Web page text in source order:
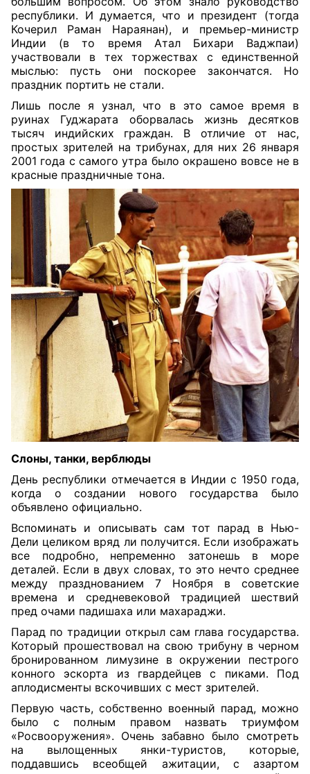
республики. И думается, что и президент (тогда
Кочерил Раман Нараянан), и премьер-министр
Индии (в то время Атал Бихари Ваджпаи)
участвовали в тех торжествах с единственной
мыслью: пусть они поскорее закончатся. Но
праздник портить не стали.
Лишь после я узнал, что в это самое время в
руинах Гуджарата оборвалась жизнь десятков
тысяч индийских граждан. В отличие от нас,
простых зрителей на трибунах, для них 26 января
2001 года с самого утра было окрашено вовсе не в
красные праздничные тона.
Слоны, танки, верблюды
День республики отмечается в Индии с 1950 года,
когда о создании нового государства было
объявлено официально.
Вспоминать и описывать сам тот парад в Нью-
Дели целиком вряд ли получится. Если изображать
все подробно, непременно затонешь в море
деталей. Если в двух словах, то это нечто среднее
между празднованием 7 Ноября в советские
времена и средневековой традицией шествий
пред очами падишаха или махараджи.
Парад по традиции открыл сам глава государства.
Который прошествовал на свою трибуну в черном
бронированном лимузине в окружении пестрого
конного эскорта из гвардейцев с пиками. Под
аплодисменты вскочивших с мест зрителей.
Первую часть, собственно военный парад, можно
было с полным правом назвать триумфом
«Росвооружения». Очень забавно было смотреть
на вылощенных янки-туристов, которые,
поддавшись всеобщей ажитации, с азартом